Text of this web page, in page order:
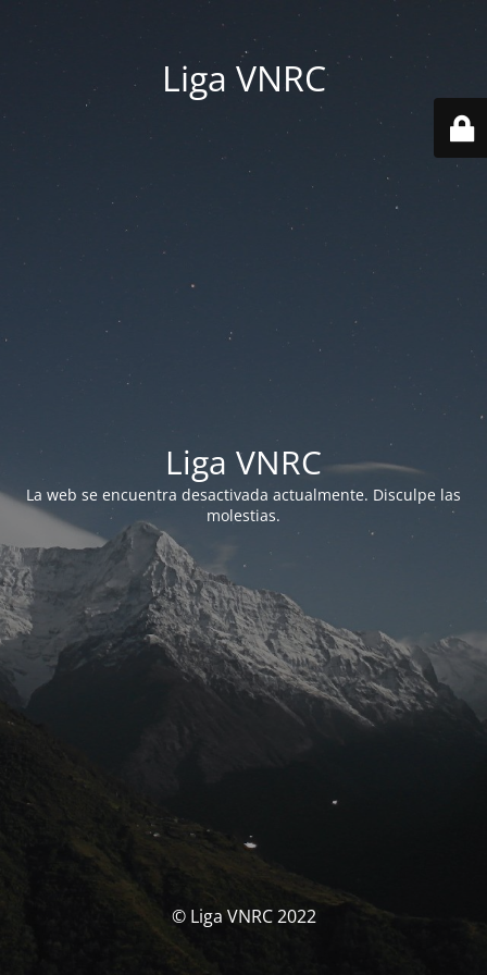
Liga VNRC
Liga VNRC
La web se encuentra desactivada actualmente. Disculpe las
molestias.
© Liga VNRC 2022